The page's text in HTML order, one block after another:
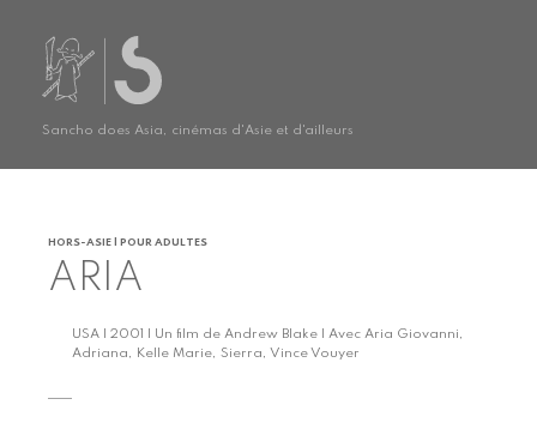
Sancho does Asia, cinémas d'Asie et d'ailleurs
HORS-ASIE | POUR ADULTES
ARIA
USA | 2001 | Un film de Andrew Blake | Avec Aria Giovanni,
Adriana, Kelle Marie, Sierra, Vince Vouyer